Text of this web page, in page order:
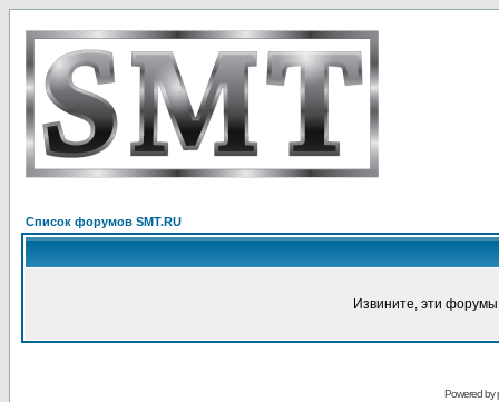
Список форумов SMT.RU
Извините, эти
Powered by